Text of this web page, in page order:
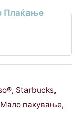
Плаќање
, Starbucks,
Мало пакување,